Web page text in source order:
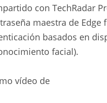
con TechRadar
maestra de
basados ​​en
facial).
vídeo de